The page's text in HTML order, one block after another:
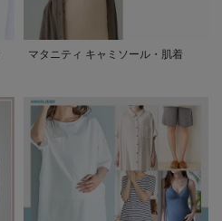
マタニティ キャミソール・肌着